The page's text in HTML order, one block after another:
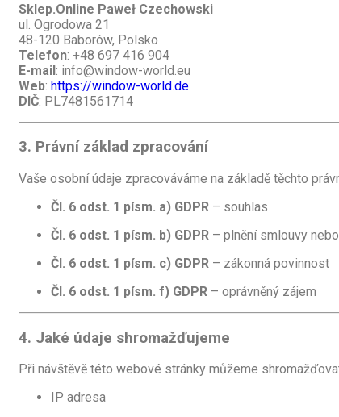
Sklep.Online Paweł Czechowski
ul. Ogrodowa 21
48-120 Baborów, Polsko
Telefon: +48 697 416 904
E-mail: info@window-world.eu
Web: https://window-world.de
DIČ: PL7481561714
3. Právní základ zpracování
Vaše osobní údaje zpracováváme na základě těchto
Čl. 6 odst. 1 písm. a) GDPR – souhlas
Čl. 6 odst. 1 písm. b) GDPR – plnění smlouvy
Čl. 6 odst. 1 písm. c) GDPR – zákonná povinnost
Čl. 6 odst. 1 písm. f) GDPR – oprávněný zájem
4. Jaké údaje shromažďujeme
Při návštěvě této webové stránky můžeme
IP adresa